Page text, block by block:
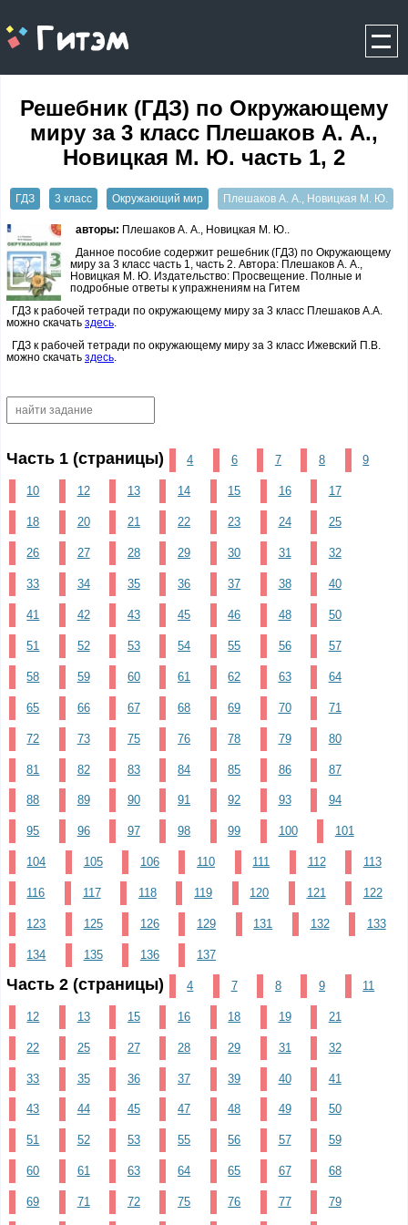
gitem.me
Решебник (ГДЗ) по Окружающему
миру за 3 класс Плешаков А. А.,
Новицкая М. Ю. часть 1, 2
ГДЗ 3 класс Окружающий мир Плешаков А. А., Новицкая М. Ю.
авторы: Плешаков А. А., Новицкая М. Ю..
Данное пособие содержит решебник (ГДЗ) по Окружающему
миру за 3 класс часть 1, часть 2. Автора: Плешаков А. А.,
Новицкая М. Ю. Издательство: Просвещение. Полные и
подробные ответы к упражнениям на Гитем
ГДЗ к рабочей тетради по окружающему миру за 3 класс Плешаков А.А.
можно скачать здесь
ГДЗ к рабочей тетради по окружающему миру за 3 класс Ижевский П.В.
можно скачать здесь
Часть 1 (страницы) 4 6 7 8 9
10 12 13 14 15 16 17
18 20 21 22 23 24 25
26 27 28 29 30 31 32
33 34 35 36 37 38 40
41 42 43 45 46 48 50
51 52 53 54 55 56 57
58 59 60 61 62 63 64
65 66 67 68 69 70 71
72 73 75 76 78 79 80
81 82 83 84 85 86 87
88 89 90 91 92 93 94
95 96 97 98 99 100 101
104 105 106 110 111 112 113
116 117 118 119 120 121 122
123 125 126 129 131 132 133
134 135 136 137
Часть 2 (страницы) 4 7 8 9 11
12 13 15 16 18 19 21
22 25 27 28 29 31 32
33 35 36 37 39 40 41
43 44 45 47 48 49 50
51 52 53 55 56 57 59
60 61 63 64 65 67 68
69 71 72 75 76 77 79